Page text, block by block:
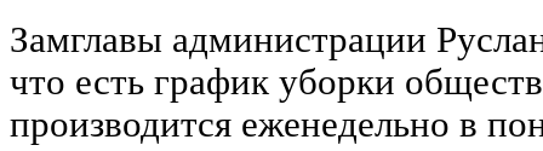
Замглавы администрации
что есть график уборки
производится еженедельно в